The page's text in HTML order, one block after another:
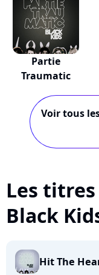
Partie
Traumatic
Voir tous
Les titres
Black
Hit The